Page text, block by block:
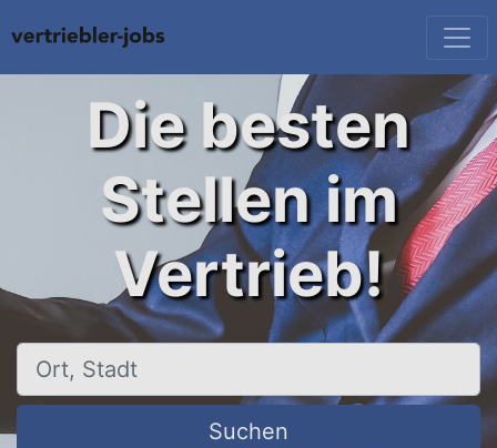
Die besten
Stellen im
Vertrieb!
Ort, Stadt
Suchen